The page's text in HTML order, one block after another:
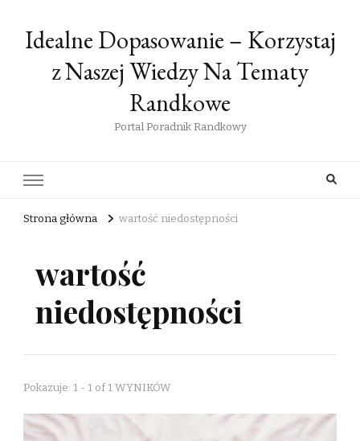
Idealne Dopasowanie – Korzystaj
z Naszej Wiedzy Na Tematy
Randkowe
Portal Poradnik Randkowy
Strona główna wartość niedostępności
wartość
niedostępności
Pokazuje: 1 - 1 of 1 WYNIKÓW